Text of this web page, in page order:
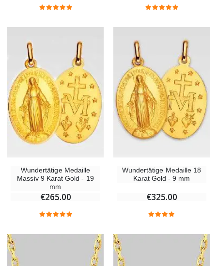
Wundertätige Medaille
Massiv 9 Karat Gold - 19
mm
€265.00
Wundertätige Medaille 18
Karat Gold - 9 mm
€325.00
€59.90 €6.00